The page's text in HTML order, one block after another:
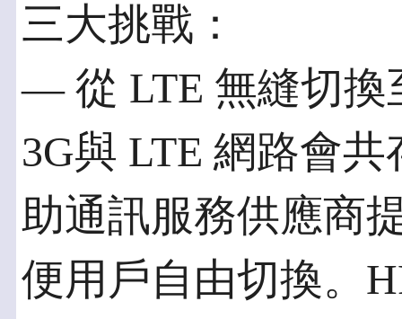
三大挑戰：
— 從 LTE 無縫切換
3G與 LTE 網路會
助通訊服務供應商
便用戶自由切換。